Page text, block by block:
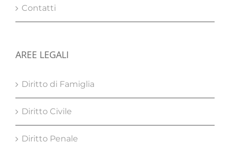
Contatti
AREE LEGALI
Diritto di Famiglia
Diritto Civile
Diritto Penale